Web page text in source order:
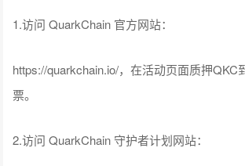
1.访问 QuarkChain 官方网站：
https://quarkchain.io/，在活动页面质押QKC
票。
2.访问 QuarkChain 守护者计划网站：